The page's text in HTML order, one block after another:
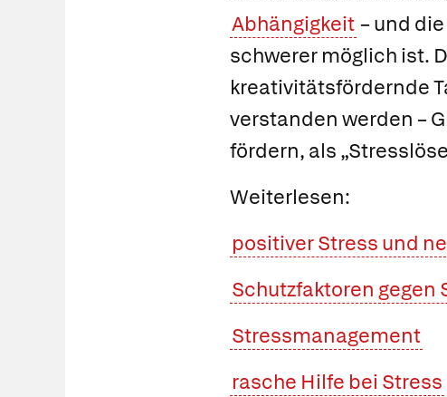
Abhängigkeit – und
schwerer möglich ist.
kreativitätsfördernde
verstanden werden –
fördern, als
Weiterlesen:
positiver Stress und
Schutzfaktoren gegen
Stressmanagement
rasche Hilfe bei Stress